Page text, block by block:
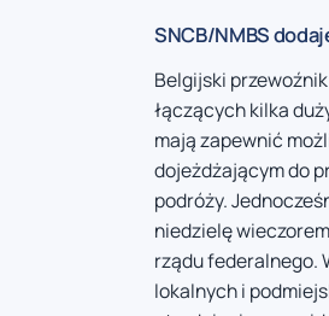
SNCB/NMBS
Belgijski
łączących kilka
mają zapewnić
dojeżdżającym do
podróży.
niedzielę
rządu federalnego.
lokalnych i